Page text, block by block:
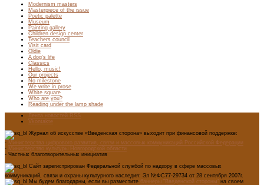
Modernism masters
Masterpiece of the issue
Poetic palette
Museum
Painting gallery
Children design center
Teachers council
Visit card
Oldie
A dog’s life
Classics
Hello, music!
Our projects
No milestone
We write in prose
White square
Who are you?
Reading under the lamp shade
Лента новостей RSS
Vkontakte
Журнал об искусстве «Введенская сторона» выходит при финансовой поддержке:
- Министерства цифрового развития, связи и массовых коммуникаций Российской Федерации
- Министерство культуры Новгородской области
- Частных благотворительных инициатив
Сайт зарегистрирован Федеральной службой по надзору в сфере массовых
коммуникаций, связи и охраны культурного наследия: Эл №ФС77-29734 от 28 сентября 2007г.
Мы будем благодарны, если вы разместите баннеры "Введенской стороны" на своем